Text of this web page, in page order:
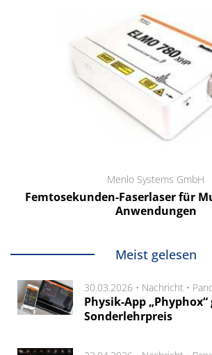
Menlo Systems GmbH
Femtosekunden-Faserlaser für
Anwendungen
Meist gelesen
30.03.2026 • Nachricht •
Physik-App
Sonderlehrpreis